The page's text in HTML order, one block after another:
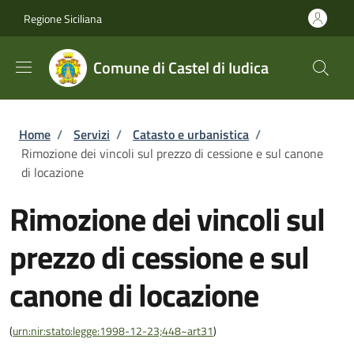
Regione Siciliana
Comune di Castel di Iudica
Briciole di pane
Home / Servizi / Catasto e urbanistica /
Rimozione dei vincoli sul prezzo di cessione e sul canone
di locazione
Rimozione dei vincoli sul
prezzo di cessione e sul
canone di locazione
(urn:nir:stato:legge:1998-12-23;448~art31)